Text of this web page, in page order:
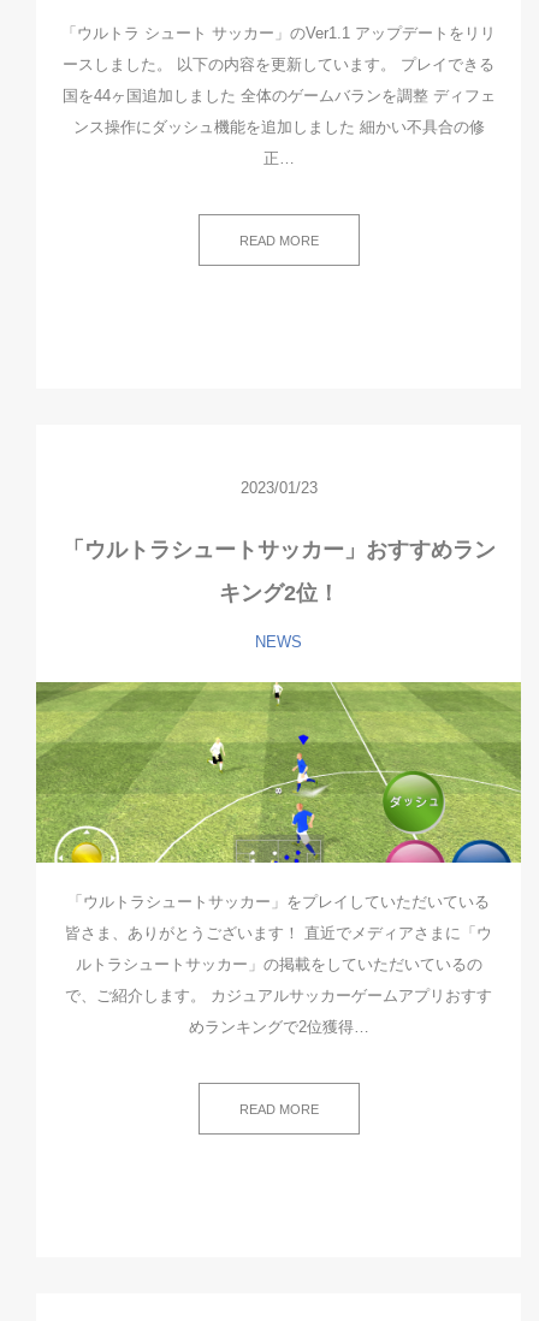
「ウルトラ シュート サッカー」のVer1.1 アップデートをリリ
ースしました。 以下の内容を更新しています。 プレイできる
国を44ヶ国追加しました 全体のゲームバランを調整 ディフェ
ンス操作にダッシュ機能を追加しました 細かい不具合の修
正…
READ MORE
2023/01/23
「ウルトラシュートサッカー」おすすめラン
キング2位！
NEWS
「ウルトラシュートサッカー」をプレイしていただいている
皆さま、ありがとうございます！ 直近でメディアさまに「ウ
ルトラシュートサッカー」の掲載をしていただいているの
で、ご紹介します。 カジュアルサッカーゲームアプリおすす
めランキングで2位獲得…
READ MORE